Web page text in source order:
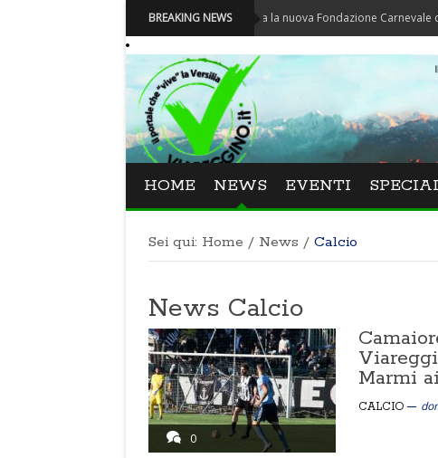
BREAKING NEWS
Carnevale - Nominata la nuova Fondazione Carnevale di Viareggio
HOME NEWS EVENTI
Sei qui: Home / News / Calcio
News Calcio
0
Marmi
CALCIO